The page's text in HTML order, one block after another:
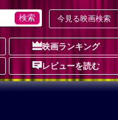
今見る映画検索
映画ランキング
レビューを読む